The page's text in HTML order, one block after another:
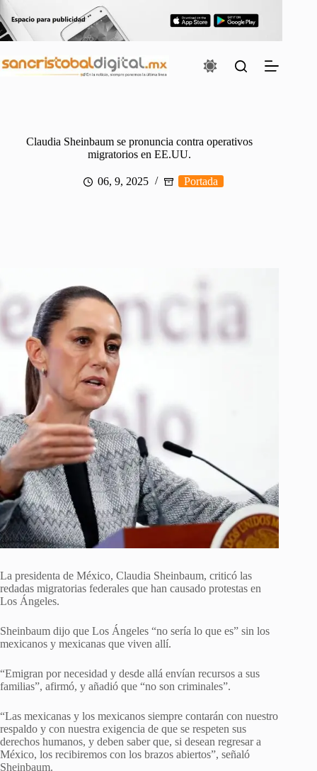
al
contenido
Claudia Sheinbaum se pronuncia contra operativos
migratorios en EE.UU.
06, 9, 2025 Portada
La presidenta de México, Claudia Sheinbaum, criticó las
redadas migratorias federales que han causado protestas en
Los Ángeles.
Sheinbaum dijo que Los Ángeles “no sería lo que es” sin los
mexicanos y mexicanas que viven allí.
“Emigran por necesidad y desde allá envían recursos a sus
familias”, afirmó, y añadió que “no son criminales”.
“Las mexicanas y los mexicanos siempre contarán con nuestro
respaldo y con nuestra exigencia de que se respeten sus
derechos humanos, y deben saber que, si desean regresar a
México, los recibiremos con los brazos abiertos”, señaló
Sheinbaum.